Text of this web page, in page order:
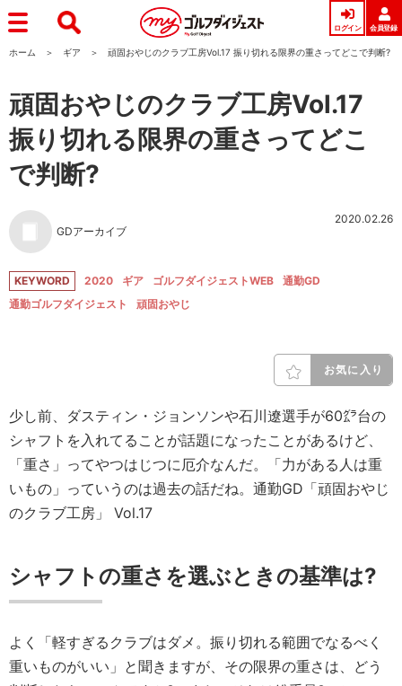
ログイン 会員登録
ホーム ギア 頑固おやじのクラブ工房Vol.17 振り切れる限界の重さってどこで判断?
頑固おやじのクラブ工房Vol.17
振り切れる限界の重さってどこ
で判断?
GDアーカイブ
2020.02.26
KEYWORD 2020 ギア ゴルフダイジェストWEB
通勤GD
通勤ゴルフダイジェスト
頑固おやじ
お気に入り
少し前、ダスティン・ジョンソンや石川遼選手が60㌘台の
シャフトを入れてることが話題になったことがあるけど、
「重さ」ってやつはじつに厄介なんだ。「力がある人は重
いもの」っていうのは過去の話だね。通勤GD「頑固おやじ
のクラブ工房」 Vol.17
シャフトの重さを選ぶときの基準は?
よく「軽すぎるクラブはダメ。振り切れる範囲でなるべく
重いものがいい」と聞きますが、その限界の重さは、どう